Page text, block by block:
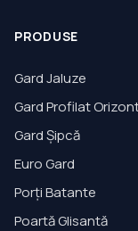
PRODUSE
Gard Jaluze
Gard Profilat
Gard Șipcă
Euro Gard
Porți Batante
Poartă Glisantă